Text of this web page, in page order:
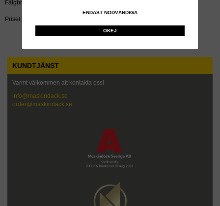
Fälgbredd tum: 9.00x10
Priset inkluderar återvinningsavgift!
KUNDTJÄNST
Varmt välkommen att kontakta oss!
info@maskindack.se
order@maskindack.se
ENDAST NÖDVÄNDIGA
OKEJ